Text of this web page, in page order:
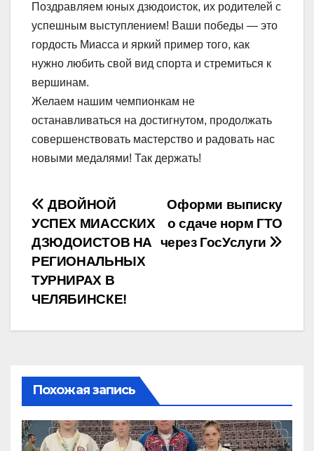
Поздравляем юных дзюдоисток, их родителей с
успешным выступлением! Ваши победы — это
гордость Миасса и яркий пример того, как
нужно любить свой вид спорта и стремиться к
вершинам.
Желаем нашим чемпионкам не
останавливаться на достигнутом, продолжать
совершенствовать мастерство и радовать нас
новыми медалями! Так держать!
Навигация
по
записям
Оформи выписку
о сдаче норм ГТО
через ГосУслуги
ДВОЙНОЙ
УСПЕХ МИАССКИХ
ДЗЮДОИСТОВ НА
РЕГИОНАЛЬНЫХ
ТУРНИРАХ В
ЧЕЛЯБИНСКЕ!
Похожая запись